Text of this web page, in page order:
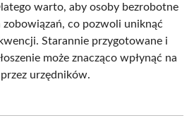
warto, aby osoby bezrobotne
zobowiązań, co pozwoli uniknąć
Starannie przygotowane i
może znacząco wpłynąć na
urzędników.